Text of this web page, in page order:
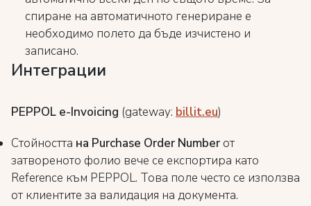
спиране на автоматичното генериране е
необходимо полето да бъде изчистено и
записано.
Интеграции
PEPPOL e-Invoicing (gateway: billit.eu)
Стойността на Purchase Order Number от
затвореното фолио вече се експортира като
Reference към PEPPOL. Това поле често се използва
от клиентите за валидация на документа.